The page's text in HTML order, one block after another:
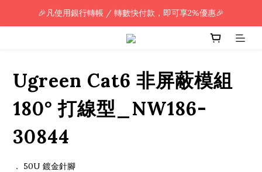
🎉凡使用銀行轉帳 / 轉數快付款，即可享2%優惠🎉
🎉凡使用銀行轉帳 / 轉數快付款，即可享2%優惠🎉
全單購買滿HK$800.00，即享免運優惠 (只限香港)
Ugreen Cat6 非屏蔽模組
180° 打線型_NW186-
30844
． 50U 鍍金針腳